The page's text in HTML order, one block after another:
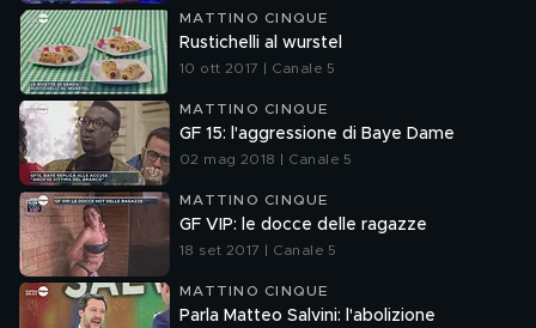
MATTINO CINQUE
Rustichelli al wurstel
10 ott 2017 | Canale 5
MATTINO CINQUE
GF 15: l'aggressione di Baye Dame
02 mag 2018 | Canale 5
MATTINO CINQUE
GF VIP: le docce delle ragazze
18 set 2017 | Canale 5
MATTINO CINQUE
Parla Matteo Salvini: l'abolizione